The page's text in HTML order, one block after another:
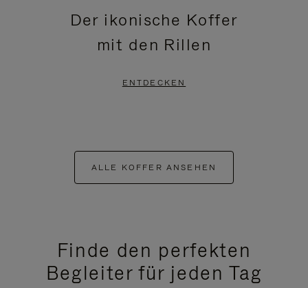
Der ikonische Koffer
mit den Rillen
ENTDECKEN
ALLE KOFFER ANSEHEN
Finde den perfekten
Begleiter für jeden Tag